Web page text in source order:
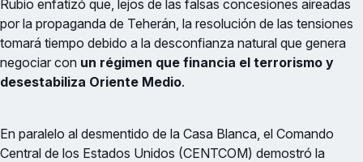
Rubio enfatizó que, lejos de las falsas concesiones aireadas
por la propaganda de Teherán, la resolución de las tensiones
tomará tiempo debido a la desconfianza natural que genera
negociar con un régimen que financia el terrorismo y
desestabiliza Oriente Medio.
En paralelo al desmentido de la Casa Blanca, el Comando
Central de los Estados Unidos (CENTCOM) demostró la